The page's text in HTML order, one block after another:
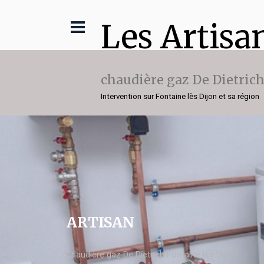
Les
chaudière gaz De Dietrich
Intervention sur Fontaine lès Dijon et sa région
ARTISAN
chaudière gaz De Dietrich Fontaine lès Dijon